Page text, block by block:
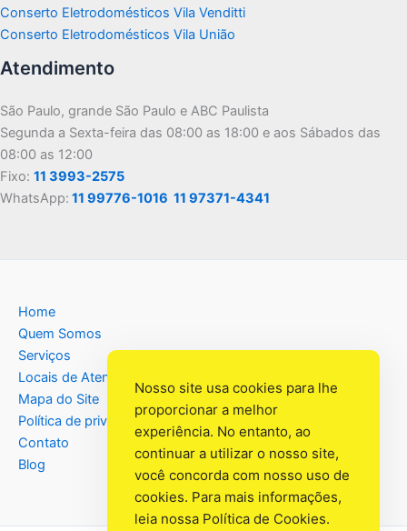
Conserto Eletrodomésticos Vila Venditti
Conserto Eletrodomésticos Vila União
Atendimento
São Paulo, grande São Paulo e ABC Paulista
Segunda a Sexta-feira das 08:00 as 18:00 e aos Sábados das
08:00 as 12:00
Fixo: 11 3993-2575
WhatsApp: 11 99776-1016 11 97371-4341
Home
Quem Somos
Serviços
Locais de Atendimento
Mapa do Site
Política de privacidade
Contato
Blog
Nosso site usa cookies para lhe
proporcionar a melhor
experiência. No entanto, ao
continuar a utilizar o nosso site,
você concorda com nosso uso de
cookies. Para mais informações,
leia nossa Política de Cookies.